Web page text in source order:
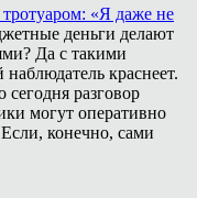
«Я даже не
деньги делают
Да с такими
краснеет.
сегодня разговор
могут оперативно
конечно, сами